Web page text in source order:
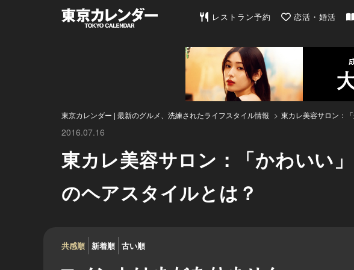
東京カレンダー | 最新のグルメ、洗練
レストラン予約 恋活・婚活
東京カレンダー | 最新のグルメ、洗練されたライフスタイル情報 東カレ美容サロン：
2016.07.16
東カレ美容サロン：「かわいい
のヘアスタイルとは？
共感順 新着順 古い順